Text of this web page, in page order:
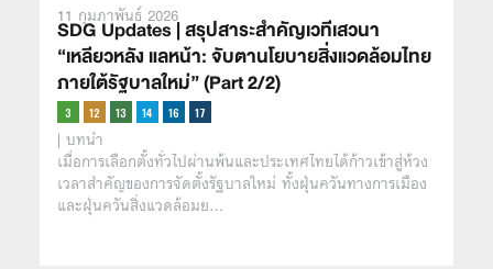
11 กุมภาพันธ์ 2026
SDG Updates | สรุปสาระสำคัญเวทีเสวนา
“เหลียวหลัง แลหน้า: จับตานโยบายสิ่งแวดล้อมไทย
ภายใต้รัฐบาลใหม่” (Part 2/2)
| บทนำ
เมื่อการเลือกตั้งทั่วไปผ่านพ้นและประเทศไทยได้ก้าวเข้าสู่ห้วง
เวลาสำคัญของการจัดตั้งรัฐบาลใหม่ ทั้งฝุ่นควันทางการเมือง
และฝุ่นควันสิ่งแวดล้อมย…